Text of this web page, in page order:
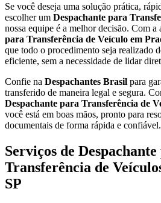
Se você deseja uma solução prática,
escolher um Despachante para
nossa equipe é a melhor decisão. Com a
para Transferência de Veículo em
que todo o procedimento seja realizado
eficiente, sem a necessidade de lidar
Confie na Despachantes Brasil para
transferido de maneira legal e segura.
Despachante para Transferência de
você está em boas mãos, pronto para
documentais de forma rápida e confiável.
Serviços de
Transferência de
SP